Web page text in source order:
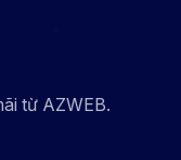
từ AZWEB.